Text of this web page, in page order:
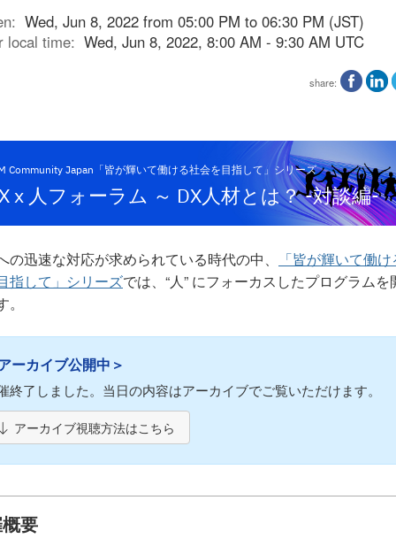
Wed, Jun 8, 2022 from 05:00 PM to 06:30 PM (JST)
local time: Wed, Jun 8, 2022, 8:00 AM - 9:30 AM UTC
share:
Community Japan「皆が輝いて働ける社会を目指して」シリーズ
x 人フォーラム ～ DX人材とは？ -対談編-
の迅速な対応が求められている時代の中、
「皆が輝いて働
指して」シリーズでは、“人” にフォーカスしたプログラムを
ーカイブ公開中＞
終了しました。当日の内容はアーカイブでご覧いただけます。
アーカイブ視聴方法はこちら
要